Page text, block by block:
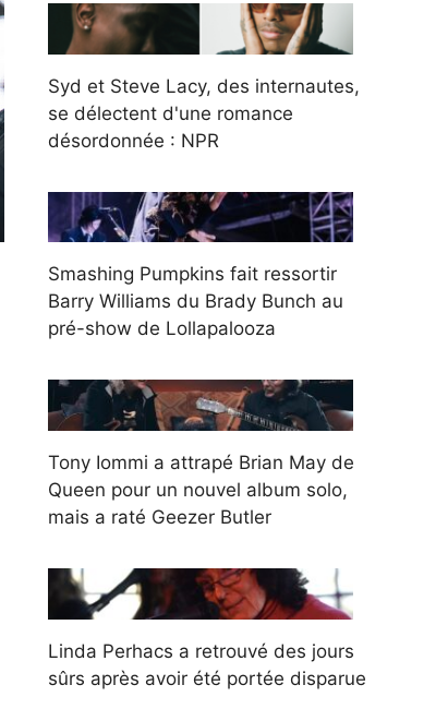
Syd et Steve Lacy, des internautes,
se délectent d'une romance
désordonnée : NPR
Smashing Pumpkins fait ressortir
Barry Williams du Brady Bunch au
pré-show de Lollapalooza
Tony Iommi a attrapé Brian May de
Queen pour un nouvel album solo,
mais a raté Geezer Butler
Linda Perhacs a retrouvé des jours
sûrs après avoir été portée disparue